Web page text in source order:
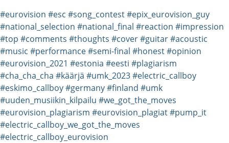
#eurovision #esc #song_contest#epix_eurovision_guy
#national_selection #national_final #reaction #impression
#top #comments #thoughts #cover#guitar#acoustic
#music #performance#semi-final #honest#opinion
#eurovision_2021 #estonia #eesti #plagiarism
#cha_cha_cha #käärjä #umk_2023#electric_callboy
#eskimo_callboy#germany#finland #umk
#uuden_musiikin_kilpailu #we_got_the_moves
#eurovision_plagiarism #eurovision_plagiat#pump_it
#electric_callboy_we_got_the_moves
#electric_callboy_eurovision